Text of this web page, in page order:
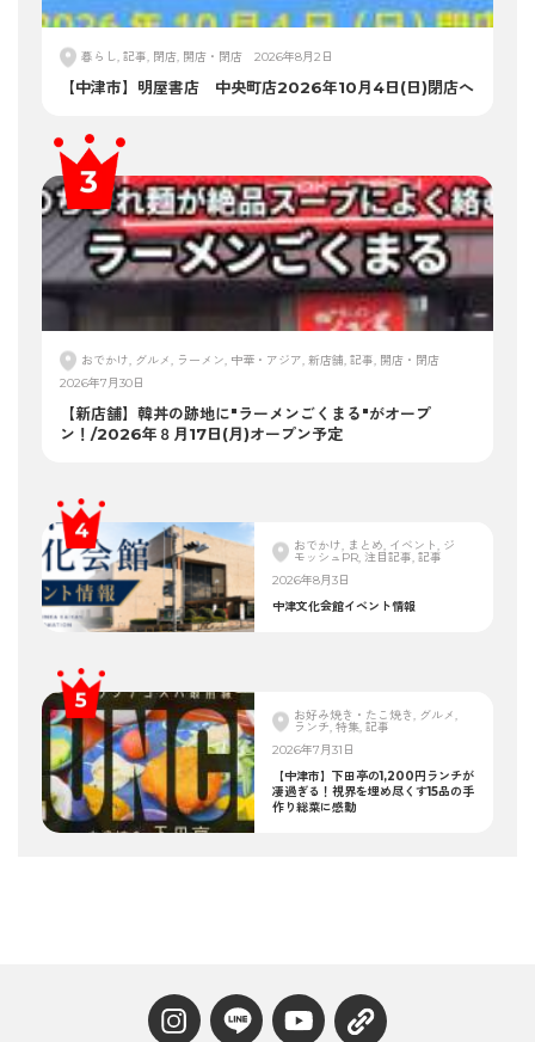
暮らし, 記事, 閉店, 開店・閉店 2026年8月2日
【中津市】明屋書店 中央町店2026年10月4日(日)閉店へ
おでかけ, グルメ, ラーメン, 中華・アジア, 新店舗, 記事, 開店・閉店
2026年7月30日
【新店舗】韓丼の跡地に"ラーメンごくまる"がオープ
ン！/2026年８月17日(月)オープン予定
おでかけ, まとめ, イベント, ジ
モッシュPR, 注目記事, 記事
2026年8月3日
中津文化会館イベント情報
お好み焼き・たこ焼き, グルメ,
ランチ, 特集, 記事
2026年7月31日
【中津市】下田亭の1,200円ランチが
凄過ぎる！視界を埋め尽くす15品の手
作り総菜に感動